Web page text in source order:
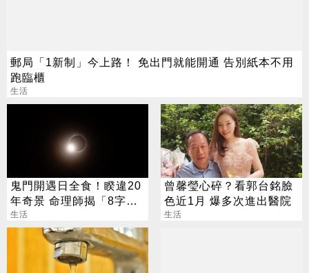
郵局「1新制」今上路！ 免出門就能開通 告別紙本不用
跑臨櫃
生活
鬼門開遇日全食！睽違20
年奇景 命理師揭「8字」
叮囑
生活
曾馨瑩心碎？看郭台銘臉
色近1月 爆多次進出醫院
生活